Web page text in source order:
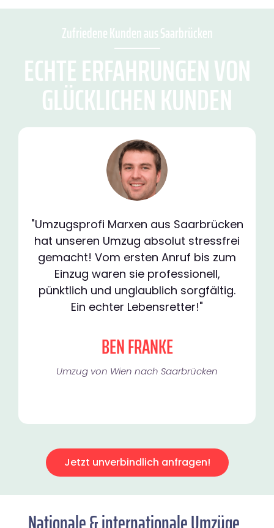
Zufriedene Kunden aus Saarbrücken
ECHTE ERFAHRUNGEN VON
GLÜCKLICHEN KUNDEN
"Umzugsprofi Marxen aus Saarbrücken
hat unseren Umzug absolut stressfrei
gemacht! Vom ersten Anruf bis zum
Einzug waren sie professionell,
pünktlich und unglaublich sorgfältig.
Ein echter Lebensretter!"
BEN FRANKE
Umzug von Wien nach Saarbrücken
Jetzt unverbindlich anfragen!